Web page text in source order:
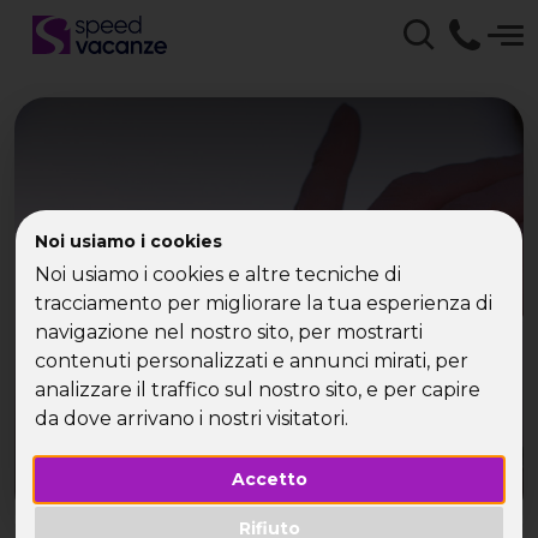
Noi usiamo i cookies
Noi usiamo i cookies e altre tecniche di
tracciamento per migliorare la tua esperienza di
navigazione nel nostro sito, per mostrarti
contenuti personalizzati e annunci mirati, per
analizzare il traffico sul nostro sito, e per capire
da dove arrivano i nostri visitatori.
Accetto
Rifiuto
Quanto spenderanno i
single in autunno?